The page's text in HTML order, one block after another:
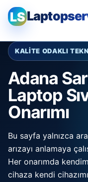
LS
KALİTE ODAKLI
Adana
Laptop
Onarımı
Bu sayfa yalnızca
arızayı anlamaya
Her onarımda
cihaza kendi